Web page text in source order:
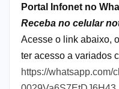
Portal Infonet no
Receba no celular
Acesse o link abaixo,
ter acesso a variados
https://whatsapp.com/